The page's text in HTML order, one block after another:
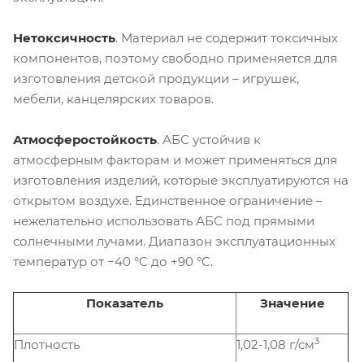
Нетоксичность. Материал не содержит токсичных
компонентов, поэтому свободно применяется для
изготовления детской продукции – игрушек,
мебели, канцелярских товаров.
Атмосферостойкость. АБС устойчив к
атмосферным факторам и может применяться для
изготовления изделий, которые эксплуатируются на
открытом воздухе. Единственное ограничение –
нежелательно использовать АБС под прямыми
солнечными лучами. Диапазон эксплуатационных
температур от −40 °C до +90 °C.
Показатель Значение
Плотность 1,02-1,08 г/см3